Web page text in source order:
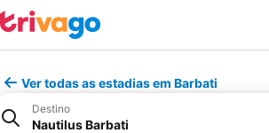
Ver todas as estadias em Barbati
Destino
Nautilus Barbati